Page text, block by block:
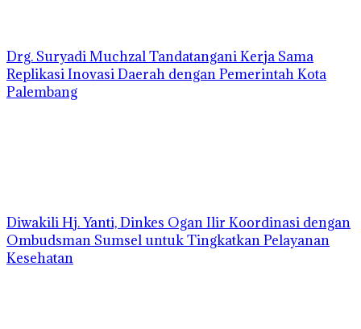
Drg. Suryadi Muchzal Tandatangani Kerja Sama
Replikasi Inovasi Daerah dengan Pemerintah Kota
Palembang
Diwakili Hj. Yanti, Dinkes Ogan Ilir Koordinasi dengan
Ombudsman Sumsel untuk Tingkatkan Pelayanan
Kesehatan